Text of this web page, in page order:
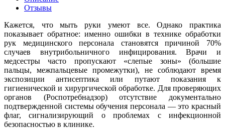
Отзывы
Кажется, что мыть руки умеют все. Однако практика
показывает обратное: именно ошибки в технике обработки
рук медицинского персонала становятся причиной 70%
случаев внутрибольничного инфицирования. Врачи и
медсестры часто пропускают «слепые зоны» (большие
пальцы, межпальцевые промежутки), не соблюдают время
экспозиции антисептика или путают показания к
гигиенической и хирургической обработке. Для проверяющих
органов (Роспотребнадзор) отсутствие документально
подтвержденной системы обучения персонала — это красный
флаг, сигнализирующий о проблемах с инфекционной
безопасностью в клинике.